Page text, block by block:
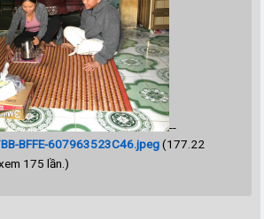
--
BFFE-607963523C46.jpeg(177.22
175 lần.)